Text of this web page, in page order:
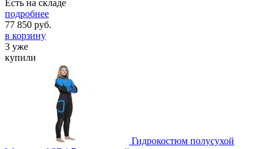
Есть на складе
подробнее
77 850 руб.
в корзину
3 уже
купили
Гидрокостюм полусухой